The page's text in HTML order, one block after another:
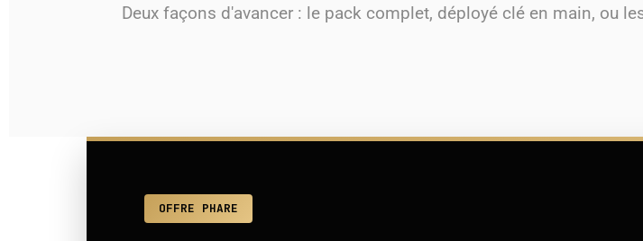
Deux façons d'avancer : le pack complet, déployé clé en main, ou
OFFRE PHARE